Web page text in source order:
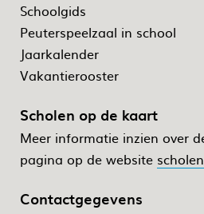
Schoolgids
Peuterspeelzaal in school
Jaarkalender
Vakantierooster
Scholen op de kaart
Meer informatie inzien over
pagina op de website
Contactgegevens